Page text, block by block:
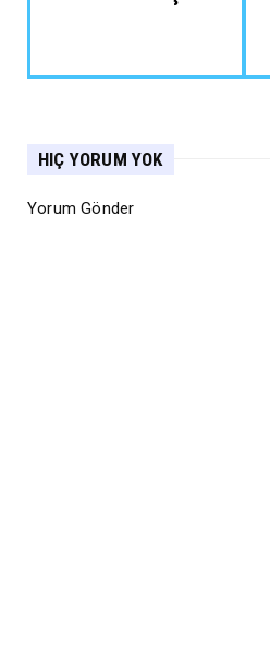
HIÇ YORUM YOK
Yorum Gönder